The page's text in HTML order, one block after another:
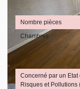
Nombre pièces
Chambres
Concerné par un Etat
Risques et Pollutions